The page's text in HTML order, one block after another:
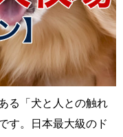
る「犬と人との触れ
す。日本最大級のド